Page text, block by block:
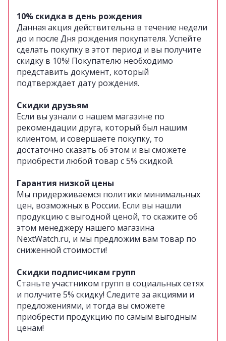
10% скидка в день рождения
Данная акция действительна в течение недели
до и после Дня рождения покупателя. Успейте
сделать покупку в этот период и вы получите
скидку в 10%! Покупателю необходимо
представить документ, который
подтверждает дату рождения.
Скидки друзьям
Если вы узнали о нашем магазине по
рекомендации друга, который был нашим
клиентом, и совершаете покупку, то
достаточно сказать об этом и вы сможете
приобрести любой товар с 5% скидкой.
Гарантия низкой цены
Мы придерживаемся политики минимальных
цен, возможных в России. Если вы нашли
продукцию с выгодной ценой, то скажите об
этом менеджеру нашего магазина
NextWatch.ru, и мы предложим вам товар по
сниженной стоимости!
Скидки подписчикам групп
Станьте участником групп в социальных сетях
и получите 5% скидку! Следите за акциями и
предложениями, и тогда вы сможете
приобрести продукцию по самым выгодным
ценам!